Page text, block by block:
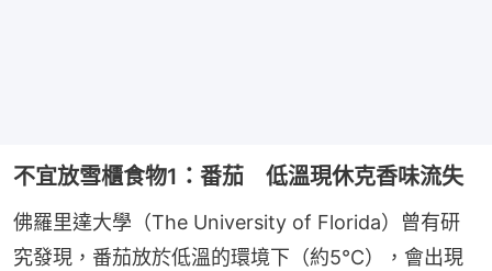
不宜放雪櫃食物1：番茄 低溫現休克香味流失
佛羅里達大學（The University of Florida）曾有研
究發現，番茄放於低溫的環境下（約5°C），會出現